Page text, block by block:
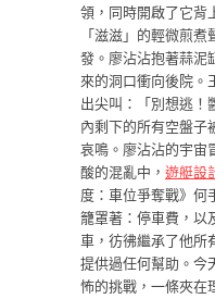
領，同時開啟了它背
「滋滋」的輕微煎
發。廖沾沾抱著蒜泥
來的洞口衝向後院。
出尖叫：「別想逃！
內剩下的所有空盤子
哀鳴。廖沾沾的宇宙
酸的混亂中， 遊艇設
度：車位爭奪戰》何
籠罩著：停車費，以
車，彷彿繼承了他所
提供過任何幫助。今
怖的挑戰，一條夾在